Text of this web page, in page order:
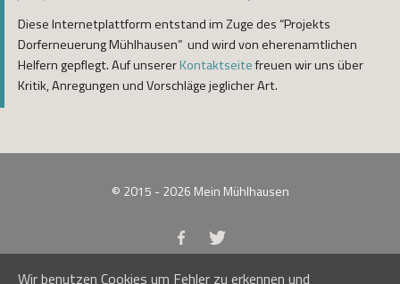
Diese Internetplattform entstand im Zuge des “Projekts
Dorferneuerung Mühlhausen” und wird von eherenamtlichen
Helfern gepflegt. Auf unsererKontaktseitefreuen wir uns über
Kritik, Anregungen und Vorschläge jeglicher Art.
© 2015 - 2026 Mein Mühlhausen
Wir benutzen Cookies um Fehler zu erkennen und